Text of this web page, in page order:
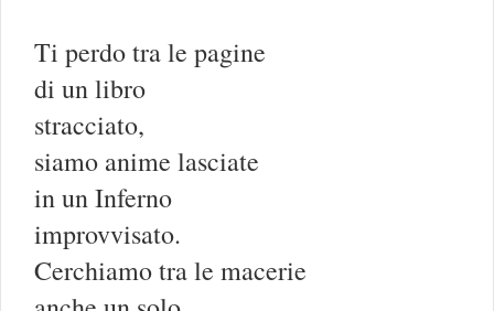
Ti perdo tra le pagine
di un libro
stracciato,
siamo anime lasciate
in un Inferno
improvvisato.
Cerchiamo tra le macerie